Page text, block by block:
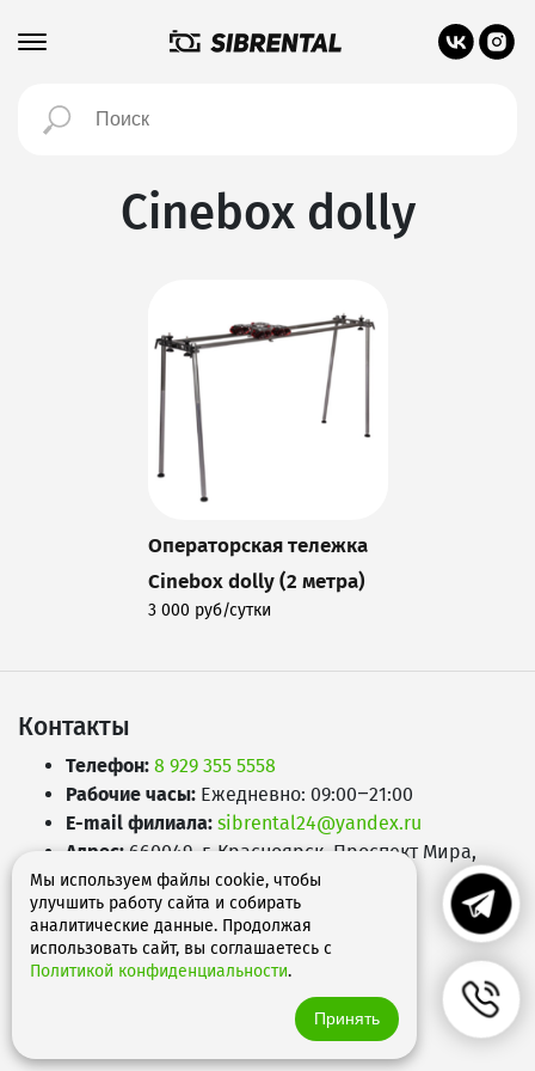
Cinebox dolly
Операторская тележка
Cinebox dolly (2 метра)
3 000 руб/сутки
Контакты
Телефон: 8 929 355 5558
Рабочие часы: Ежедневно: 09:00–21:00
E-mail филиала: sibrental24@yandex.ru
Адрес: 660049 г. Красноярск Проспект Мира,
д.65А
Мы используем файлы cookie, чтобы
улучшить работу сайта и собирать
аналитические данные. Продолжая
использовать сайт, вы соглашаетесь с
Политикой конфиденциальности.
Принять